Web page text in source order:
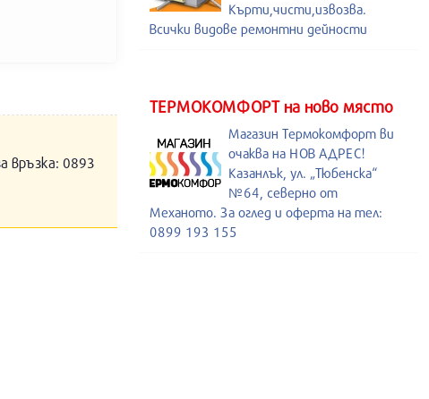
връзка: 0893
Кърти,чисти,извозва.
Всички видове ремонтни дейности
ТЕРМОКОМФОРТ на ново място
Магазин Термокомфорт ви
очаква на НОВ АДРЕС!
Казанлък, ул. „Тюбенска“
№64, северно от
Механото. За оглед и оферта на тел:
0899 193 155